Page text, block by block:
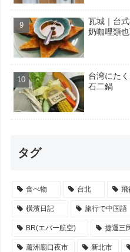
瓦城｜台
奶咖哩類
台湾にた
石二鍋
タグ
食べ物 台北 飛
橫濱日記 旅行で中国語
BR(エバー航空) 捷運三
蘆洲廟口夜市 新北市